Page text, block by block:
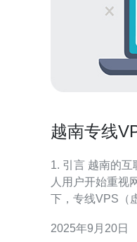
越南专线
1. 引言 越南的互联网发展迅速，越来越多的企业和个
人用户开始重视
下，专线VPS（
文将分析越南专
2025年9月20日